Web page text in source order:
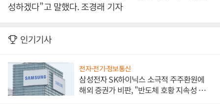
성하겠다”고 말했다. 조경래 기자
인기기사
전자·전기·정보통신
삼성전자 SK하이닉스 소극적 주주환원에
해외 증권가 비판, "반도체 호황 지속성 의